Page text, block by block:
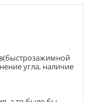
угла, наличие